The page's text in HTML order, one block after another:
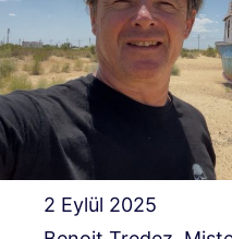
2 Eylül 2025